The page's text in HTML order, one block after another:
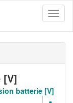
[V]
batterie [V]